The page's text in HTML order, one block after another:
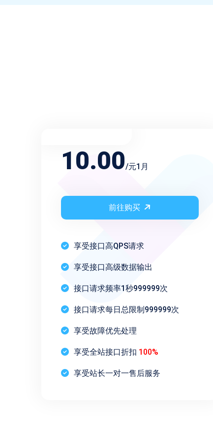
10.00/元1月
前往购买
享受接口高QPS请求
享受接口高级数据输出
接口请求频率1秒999999次
接口请求每日总限制999999次
享受故障优先处理
享受全站接口折扣 100%
享受站长一对一售后服务